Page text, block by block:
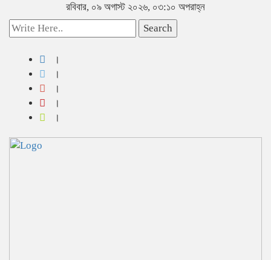
রবিবার, ০৯ অগাস্ট ২০২৬, ০৩:১০ অপরাহ্ন
Search